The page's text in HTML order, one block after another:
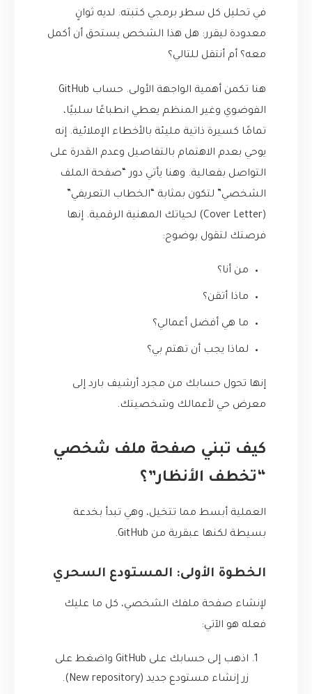
في تحليل كل سطر برمجي كتبته. لديه ثوانٍ
معدودة ليقرر: هل هذا الشخص يستحق أن أكمل
معه؟ أم أنتقل للتالي؟
هنا تكمن أهمية الواجهة الأولى. حساب GitHub
الفوضوي وغير المنظم يعطي انطباعًا سلبيًا،
تمامًا كسيرة ذاتية مليئة بالأخطاء الإملائية. إنه
يوحي بعدم الاهتمام بالتفاصيل وعدم القدرة على
التواصل بفعالية. وهنا يأتي دور “صفحة الملف
الشخصي” لتكون بمثابة “الخطاب التعريفي”
(Cover Letter) لحياتك المهنية الرقمية. إنها
فرصتك لتقول بوضوح:
من أنا؟
ماذا أتقن؟
ما هي أفضل أعمالي؟
لماذا يجب أن تهتم بي؟
إنها تحول حسابك من مجرد أرشيف بارد إلى
معرض حي لأعمالك وشخصيتك.
كيف تبني صفحة ملف شخصي
“تخطف الأنظار”؟
العملية أبسط مما تتخيل، وهي تبدأ بخدعة
بسيطة لكنها عبقرية من GitHub.
الخطوة الأولى: المستودع السحري
لإنشاء صفحة ملفك الشخصي، كل ما عليك
فعله هو الآتي:
اذهب إلى حسابك على GitHub واضغط على
زر إنشاء مستودع جديد (New repository).